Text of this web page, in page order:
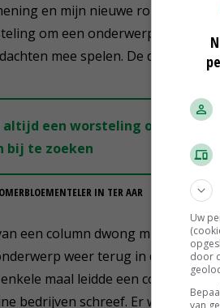
en mijn nieuwe rol. Vandaar
om een onderwerp te vinden
mee spelen. De deadline
een worsteling om een
bij te zoeken
IN TER AAR
een column dwong mij om na te
weer terug in de
maal leidde een column tot
bedrijven schreef. Er waren
Uw
door
van